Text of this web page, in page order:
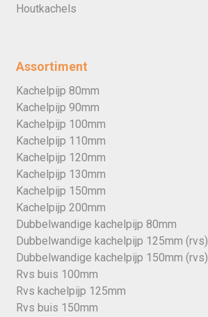
Houtkachels
Assortiment
Kachelpijp 80mm
Kachelpijp 90mm
Kachelpijp 100mm
Kachelpijp 110mm
Kachelpijp 120mm
Kachelpijp 130mm
Kachelpijp 150mm
Kachelpijp 200mm
Dubbelwandige kachelpijp 80mm
Dubbelwandige kachelpijp 125mm (rvs)
Dubbelwandige kachelpijp 150mm (rvs)
Rvs buis 100mm
Rvs kachelpijp 125mm
Rvs buis 150mm